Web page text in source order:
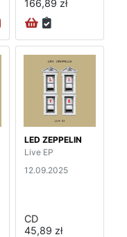
166,89 zł
LED ZEPPELIN
Live EP
12.09.2025
CD
45,89 zł